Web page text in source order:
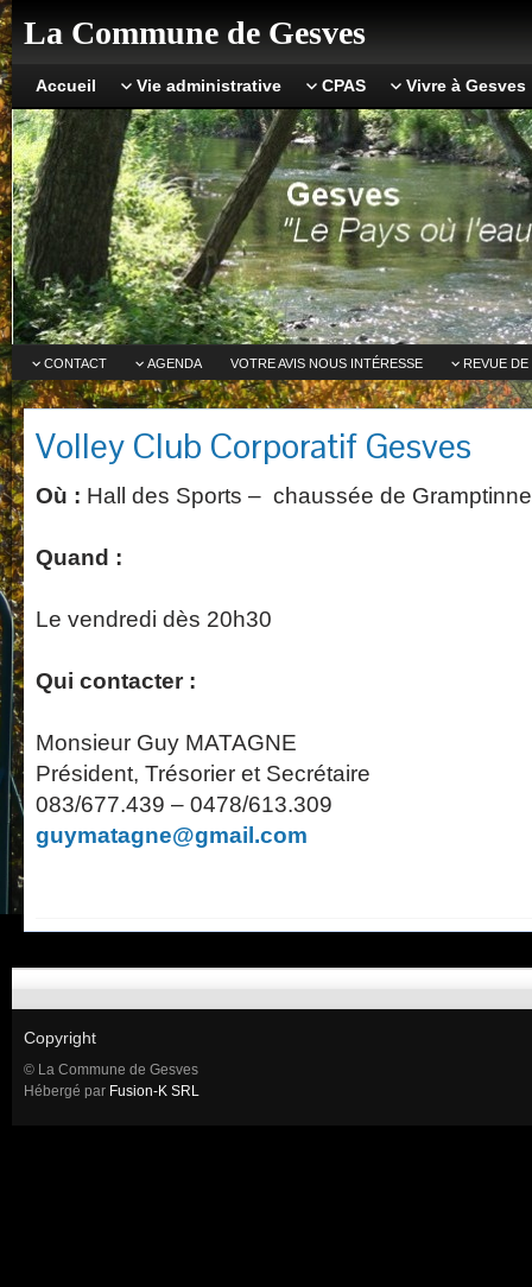
La Commune de Gesves
Accueil Vie administrative CPAS Vivre à Gesves
CONTACT AGENDA VOTRE AVIS NOUS INTÉRESSE REVUE DE
Volley Club Corporatif Gesves
Où : Hall des Sports – chaussée de
Quand :
Le vendredi dès 20h30
Qui contacter :
Monsieur Guy MATAGNE
Président, Trésorier et Secrétaire
083/677.439 – 0478/613.309
guymatagne@gmail.com
Copyright
© La Commune de Gesves
Hébergé par Fusion-K SRL